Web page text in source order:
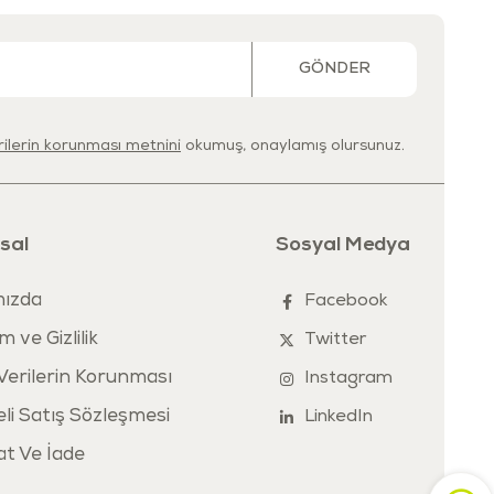
GÖNDER
korunması metnini okumuş, onaylamış olursunuz.
ve Gizlilik
Korunması
Satış Sözleşmesi
Ve İade
Sosyal Medya
Facebook
Twitter
Instagram
LinkedIn